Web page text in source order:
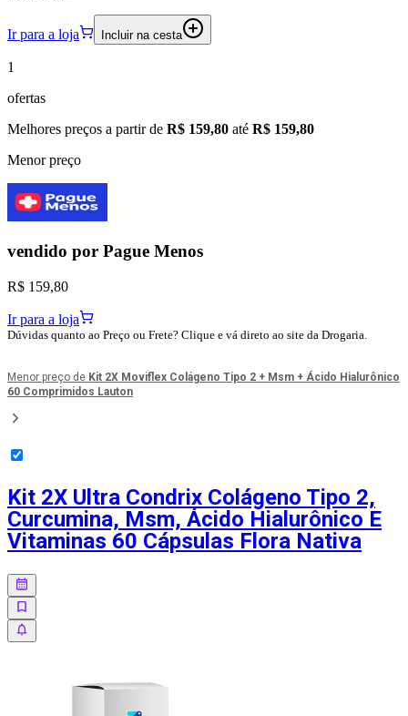
Ir para a loja Incluir na cesta
1
ofertas
Melhores preços a partir de R$ 159,80 até R$ 159,80
Menor preço
vendido por Pague Menos
R$ 159,80
Ir para a loja
Dúvidas quanto ao Preço ou Frete? Clique e vá direto ao site da Drogaria.
Menor preço de Kit 2X Moviflex Colágeno Tipo 2 + Msm + Ácido Hialurônico
60 Comprimidos Lauton
Kit 2X Ultra Condrix Colágeno Tipo 2,
Curcumina, Msm, Ácido Hialurônico E
Vitaminas 60 Cápsulas Flora Nativa